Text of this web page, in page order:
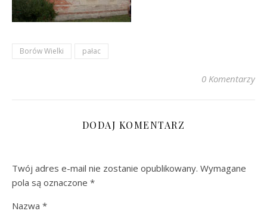
Borów Wielki pałac
0 Komentarzy
DODAJ KOMENTARZ
Twój adres e-mail nie zostanie opublikowany. Wymagane
pola są oznaczone *
Nazwa *